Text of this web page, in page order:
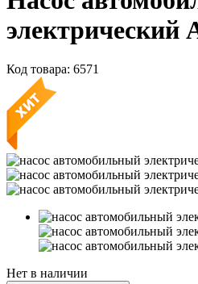
Код товара: 6571
Нет в наличии